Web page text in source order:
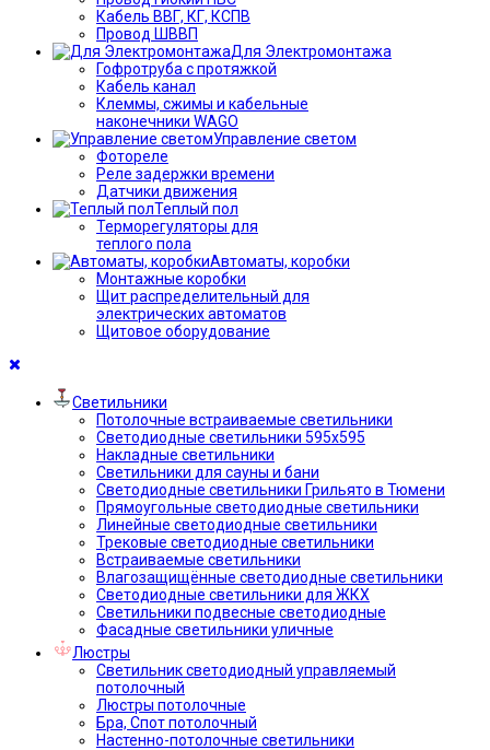
Кабель ВВГ, КГ, КСПВ
Провод ШВВП
Для Электромонтажа
Гофротруба с протяжкой
Кабель канал
Клеммы, сжимы и кабельные
наконечники WAGO
Управление светом
Фотореле
Реле задержки времени
Датчики движения
Теплый пол
Терморегуляторы для
теплого пола
Автоматы, коробки
Монтажные коробки
Щит распределительный для
электрических автоматов
Щитовое оборудование
Светильники
Потолочные встраиваемые светильники
Светодиодные светильники 595х595
Накладные светильники
Светильники для сауны и бани
Светодиодные светильники Грильято в Тюмени
Прямоугольные светодиодные светильники
Линейные светодиодные светильники
Трековые светодиодные светильники
Встраиваемые светильники
Влагозащищённые светодиодные светильники
Светодиодные светильники для ЖКХ
Светильники подвесные светодиодные
Фасадные светильники уличные
Люстры
Светильник светодиодный управляемый
потолочный
Люстры потолочные
Бра, Спот потолочный
Настенно-потолочные светильники